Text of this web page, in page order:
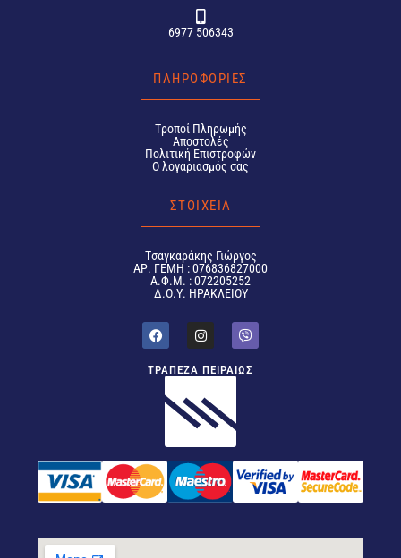
6977 506343
ΠΛΗΡΟΦΟΡΙΕΣ
Tροποί Πληρωμής
Αποστολές
Πολιτική Επιστροφών
Ο λογαριασμός σας
ΣΤΟΙΧΕΙΑ
Tσαγκαράκης Γιώργος
ΑΡ. ΓΕΜΗ : 076836827000
Α.Φ.Μ. : 072205252
Δ.Ο.Υ. ΗΡΑΚΛΕΙΟΥ
ΤΡΑΠΕΖΑ ΠΕΙΡΑΙΩΣ